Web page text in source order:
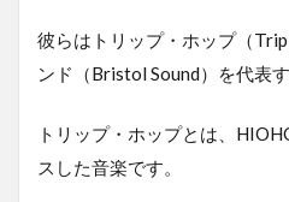
彼らはトリップ・ホップ（
ンド（Bristol Sound）を代表
トリップ・ホップとは、
スした音楽です。